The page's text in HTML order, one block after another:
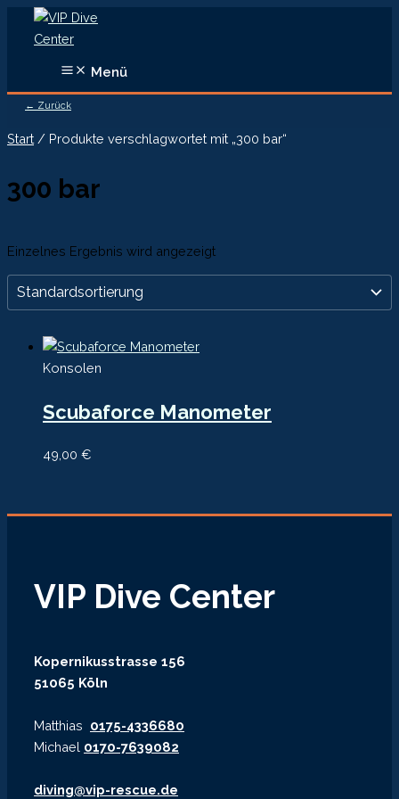
Inhalt
Menü
← Zurück
Start / Produkte verschlagwortet mit „300 bar“
300 bar
Einzelnes Ergebnis wird angezeigt
Konsolen
Scubaforce Manometer
49,00 €
VIP Dive Center
Kopernikusstrasse 156
51065 Köln
Matthias 0175-4336680
Michael 0170-7639082
diving@vip-rescue.de